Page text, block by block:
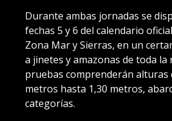
Durante ambas jornadas se
fechas 5 y 6 del calendario
Zona Mar y Sierras, en un
a jinetes y amazonas de toda la
pruebas comprenderán alturas
metros hasta 1,30 metros,
categorías.